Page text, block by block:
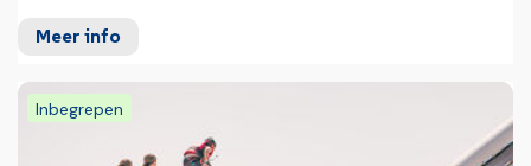
Meer info
Inbegrepen